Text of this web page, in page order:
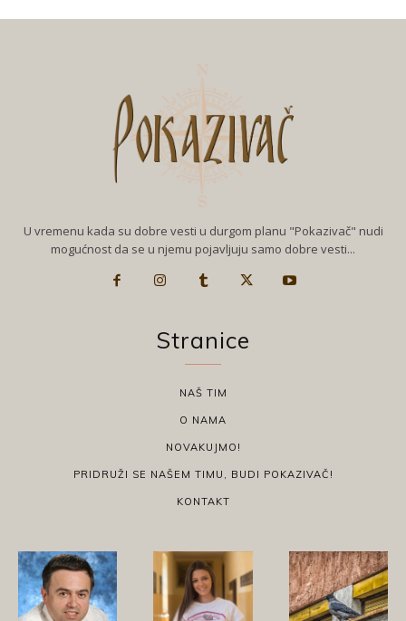
U vremenu kada su dobre vesti u durgom planu "Pokazivač" nudi
mogućnost da se u njemu pojavljuju samo dobre vesti...
Stranice
NAŠ TIM
O NAMA
NOVAKUJMO!
PRIDRUŽI SE NAŠEM TIMU, BUDI POKAZIVAČ!
KONTAKT